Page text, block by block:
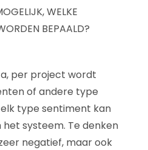
WELKE
BEPAALD?
per project wordt
of andere type
type sentiment kan
systeem. Te denken
negatief, maar ook